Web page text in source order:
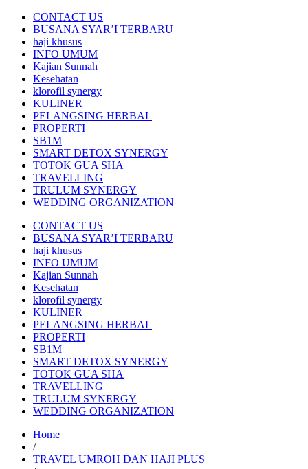
CONTACT US
BUSANA SYAR’I TERBARU
haji khusus
INFO UMUM
Kajian Sunnah
Kesehatan
klorofil synergy
KULINER
PELANGSING HERBAL
PROPERTI
SB1M
SMART DETOX SYNERGY
TOTOK GUA SHA
TRAVELLING
TRULUM SYNERGY
WEDDING ORGANIZATION
CONTACT US
BUSANA SYAR’I TERBARU
haji khusus
INFO UMUM
Kajian Sunnah
Kesehatan
klorofil synergy
KULINER
PELANGSING HERBAL
PROPERTI
SB1M
SMART DETOX SYNERGY
TOTOK GUA SHA
TRAVELLING
TRULUM SYNERGY
WEDDING ORGANIZATION
Home
/
TRAVEL UMROH DAN HAJI PLUS